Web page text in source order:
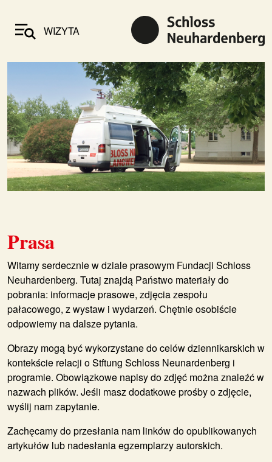
WIZYTA
Prasa
Witamy serdecznie w dziale prasowym Fundacji Schloss
Neuhardenberg. Tutaj znajdą Państwo materiały do
pobrania: informacje prasowe, zdjęcia zespołu
pałacowego, z wystaw i wydarzeń. Chętnie osobiście
odpowiemy na dalsze pytania.
Obrazy mogą być wykorzystane do celów dziennikarskich w
kontekście relacji o Stftung Schloss Neunardenberg i
programie. Obowiązkowe napisy do zdjęć można znaleźć w
nazwach plików. Jeśli masz dodatkowe prośby o zdjęcie,
wyślij nam zapytanie.
Zachęcamy do przesłania nam linków do opublikowanych
artykułów lub nadesłania egzemplarzy autorskich.